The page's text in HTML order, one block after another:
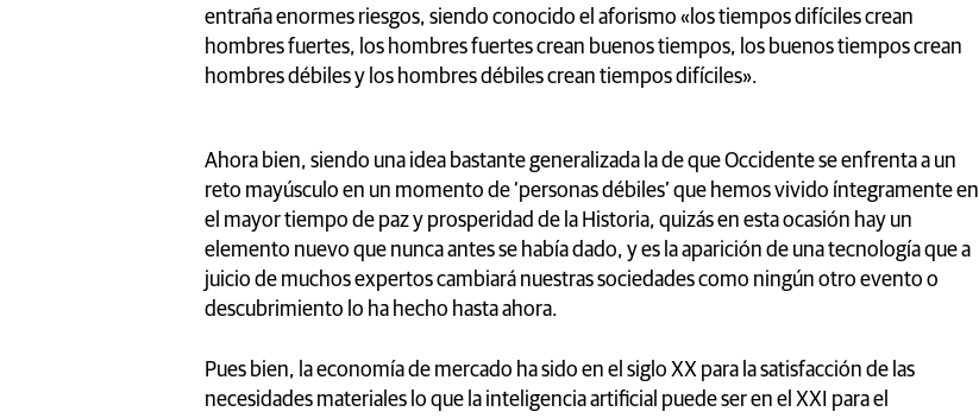
entraña enormes riesgos, siendo conocido el aforismo «los tiempos difíciles crean
hombres fuertes, los hombres fuertes crean buenos tiempos, los buenos tiempos crean
hombres débiles y los hombres débiles crean tiempos difíciles».
Ahora bien, siendo una idea bastante generalizada la de que Occidente se enfrenta a un
reto mayúsculo en un momento de ‘personas débiles’ que hemos vivido íntegramente en
el mayor tiempo de paz y prosperidad de la Historia, quizás en esta ocasión hay un
elemento nuevo que nunca antes se había dado, y es la aparición de una tecnología que a
juicio de muchos expertos cambiará nuestras sociedades como ningún otro evento o
descubrimiento lo ha hecho hasta ahora.
Pues bien, la economía de mercado ha sido en el siglo XX para la satisfacción de las
necesidades materiales lo que la inteligencia artificial puede ser en el XXI para el